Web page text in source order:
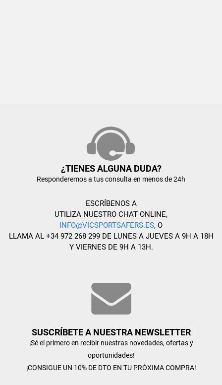
¿TIENES ALGUNA DUDA?
Responderemos a tus consulta en menos de 24h
ESCRÍBENOS A
UTILIZA NUESTRO CHAT ONLINE,
INFO@VICSPORTSAFERS.ES, O
LLAMA AL +34 972 268 299 DE LUNES A JUEVES A 9H A 18H
Y VIERNES DE 9H A 13H.
SUSCRÍBETE A NUESTRA NEWSLETTER
¡Sé el primero en recibir nuestras novedades, ofertas y
oportunidades!
¡CONSIGUE UN 10% DE DTO EN TU PRÓXIMA COMPRA!